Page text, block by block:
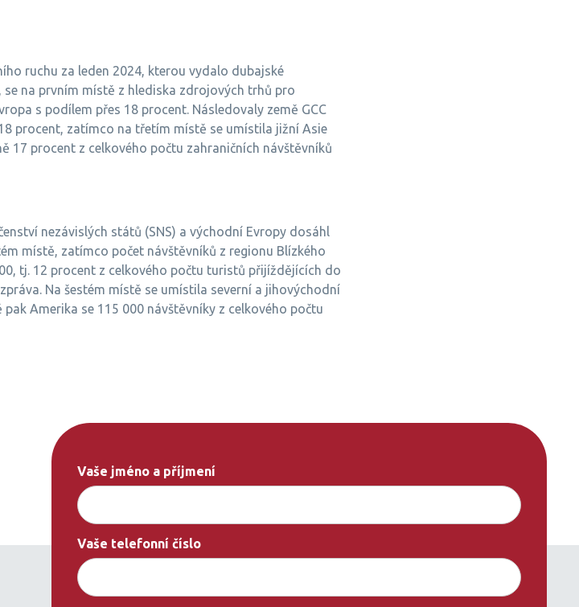
ruchu za leden 2024, kterou vydalo dubajské
na prvním místě z hlediska zdrojových trhů pro
s podílem přes 18 procent. Následovaly země GCC
procent, zatímco na třetím místě se umístila jižní Asie
17 procent z celkového počtu zahraničních návštěvníků
nezávislých států (SNS) a východní Evropy dosáhl
místě, zatímco počet návštěvníků z regionu Blízkého
tj. 12 procent z celkového počtu turistů přijíždějících do
Na šestém místě se umístila severní a jihovýchodní
Amerika se 115 000 návštěvníky z celkového počtu
Vaše jméno a příjmení
Vaše telefonní číslo